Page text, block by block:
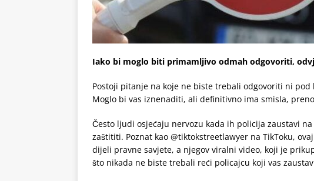
Iako bi moglo biti primamljivo odmah odgovoriti,
Postoji pitanje na koje ne biste trebali odgovoriti ni
Moglo bi vas iznenaditi, ali definitivno ima smisla,
Često ljudi osjećaju nervozu kada ih policija zaustavi
zaštititi. Poznat kao @tiktokstreetlawyer na TikToku,
dijeli pravne savjete, a njegov viralni video, koji je
što nikada ne biste trebali reći policajcu koji vas